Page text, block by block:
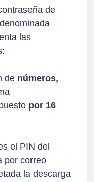
de
las
de números,
por 16
el PIN del
por correo
la descarga